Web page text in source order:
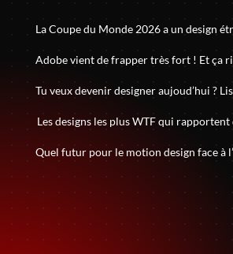
La Coupe du Monde 2026 a un design
Adobe vient de frapper très fort ! Et ça
Tu veux devenir designer aujoud’hui ?
Les designs les plus WTF qui
Quel futur pour le motion design face à